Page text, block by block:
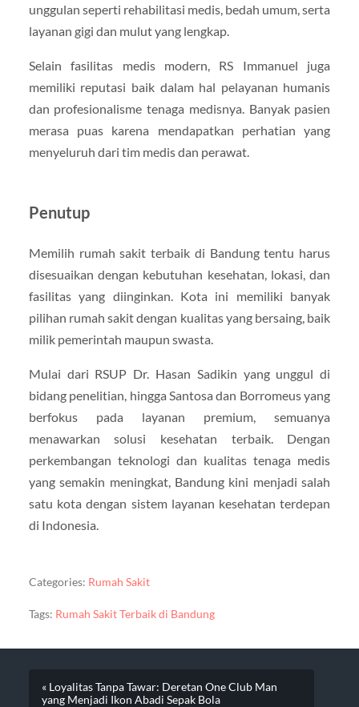
unggulan seperti rehabilitasi medis, bedah umum, serta
layanan gigi dan mulut yang lengkap.
Selain fasilitas medis modern, RS Immanuel juga
memiliki reputasi baik dalam hal pelayanan humanis
dan profesionalisme tenaga medisnya. Banyak pasien
merasa puas karena mendapatkan perhatian yang
menyeluruh dari tim medis dan perawat.
Penutup
Memilih rumah sakit terbaik di Bandung tentu harus
disesuaikan dengan kebutuhan kesehatan, lokasi, dan
fasilitas yang diinginkan. Kota ini memiliki banyak
pilihan rumah sakit dengan kualitas yang bersaing, baik
milik pemerintah maupun swasta.
Mulai dari RSUP Dr. Hasan Sadikin yang unggul di
bidang penelitian, hingga Santosa dan Borromeus yang
berfokus pada layanan premium, semuanya
menawarkan solusi kesehatan terbaik. Dengan
perkembangan teknologi dan kualitas tenaga medis
yang semakin meningkat, Bandung kini menjadi salah
satu kota dengan sistem layanan kesehatan terdepan
di Indonesia.
Categories: Rumah Sakit
Tags: Rumah Sakit Terbaik di Bandung
« Loyalitas Tanpa Tawar: Deretan One Club Man
yang Menjadi Ikon Abadi Sepak Bola